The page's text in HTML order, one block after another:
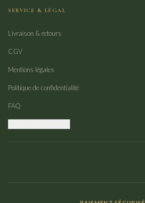
SERVICE & LÉGAL
Livraison & retours
CGV
Mentions légales
Politique de confidentialité
FAQ